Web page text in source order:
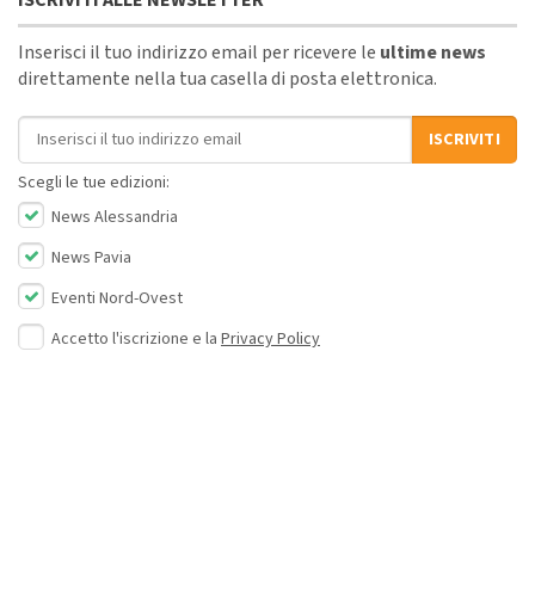
Inserisci il tuo indirizzo email per ricevere le ultime news
direttamente nella tua casella di posta elettronica.
Indirizzo email
ISCRIVITI
Scegli le tue edizioni:
News Alessandria
News Pavia
Eventi Nord-Ovest
Accetto l'iscrizione e la Privacy Policy